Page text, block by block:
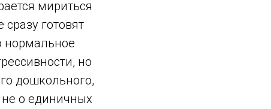
мириться
готовят
нормальное
но
дошкольного,
не о единичных